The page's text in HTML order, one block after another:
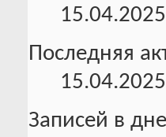
15.04.2025
Последняя
15.04.2025
Записей в